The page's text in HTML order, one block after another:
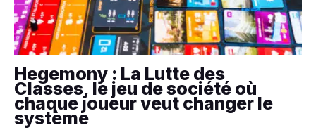
Hegemony : La Lutte des
Classes, le jeu de société où
chaque joueur veut changer le
système